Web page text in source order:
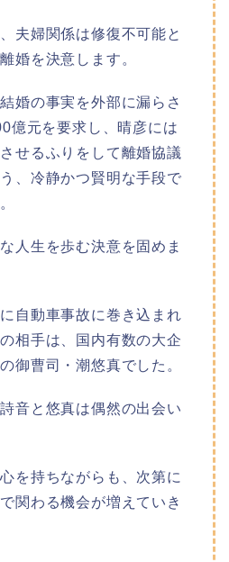
夫婦関係は修復不可能と
婚を決意します。
婚の事実を外部に漏らさ
億元を要求し、晴彦には
せるふりをして離婚協議
、冷静かつ賢明な手段で
人生を歩む決意を固めま
自動車事故に巻き込まれ
相手は、国内有数の大企
御曹司・潮悠真でした。
音と悠真は偶然の出会い
を持ちながらも、次第に
関わる機会が増えていき